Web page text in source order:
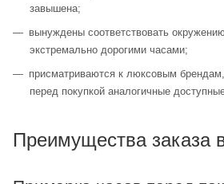
завышена;
вынуждены соответствовать
экстремально дорогими часами;
присматриваются к люксовым
перед покупкой аналогичные
Преимущества заказа